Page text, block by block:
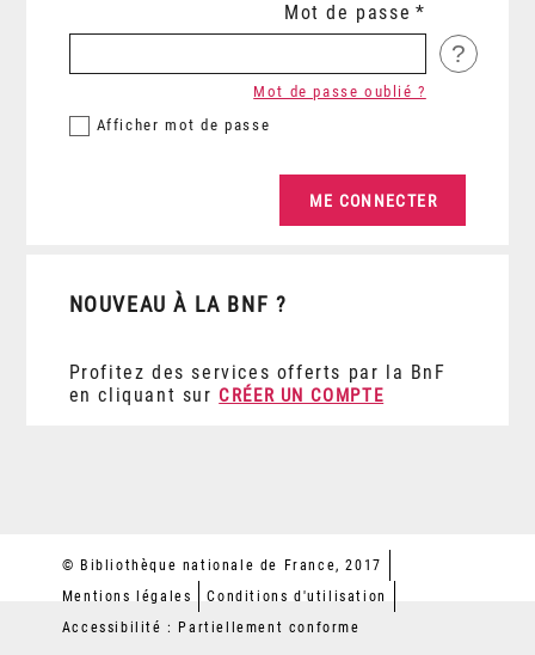
Mot de passe
?
Afficher mot de passe
Mot de passe oublié ?
NOUVEAU À LA BNF ?
Profitez des services offerts par la BnF
en cliquant sur CRÉER UN COMPTE
© Bibliothèque nationale de France, 2017
Mentions légales
Conditions d'utilisation
Accessibilité : Partiellement conforme